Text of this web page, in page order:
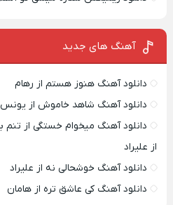
آهنگ های جدید
دانلود آهنگ هنوز هستم از رهام
دانلود آهنگ شاهد خاموش از
دانلود آهنگ میخوام خستگی از
از علیراد
دانلود آهنگ خوشحالی نه از علیراد
دانلود آهنگ کی عاشق تره از هامان